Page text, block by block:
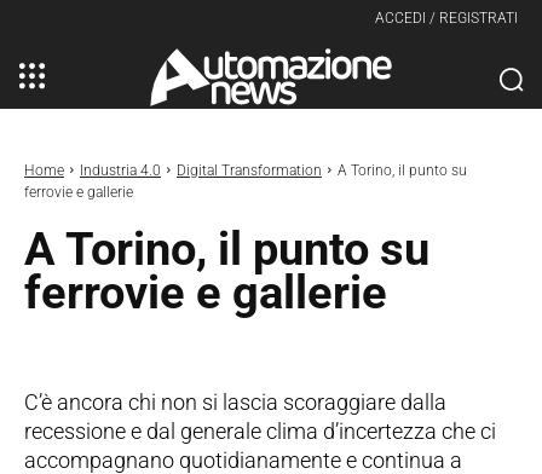
ACCEDI / REGISTRATI
Home Industria 4.0 Digital Transformation
A Torino, il punto su
ferrovie e gallerie
A Torino, il punto su
ferrovie e gallerie
C’è ancora chi non si lascia scoraggiare dalla
recessione e dal generale clima d’incertezza che ci
accompagnano quotidianamente e continua a